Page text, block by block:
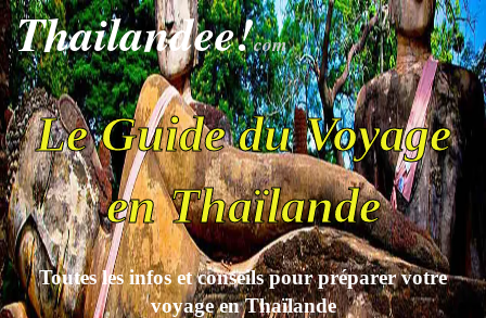
Thailandee!com
Le Guide du Voyage
en Thaïlande
Toutes les infos et conseils pour préparer votre
voyage en Thaïlande